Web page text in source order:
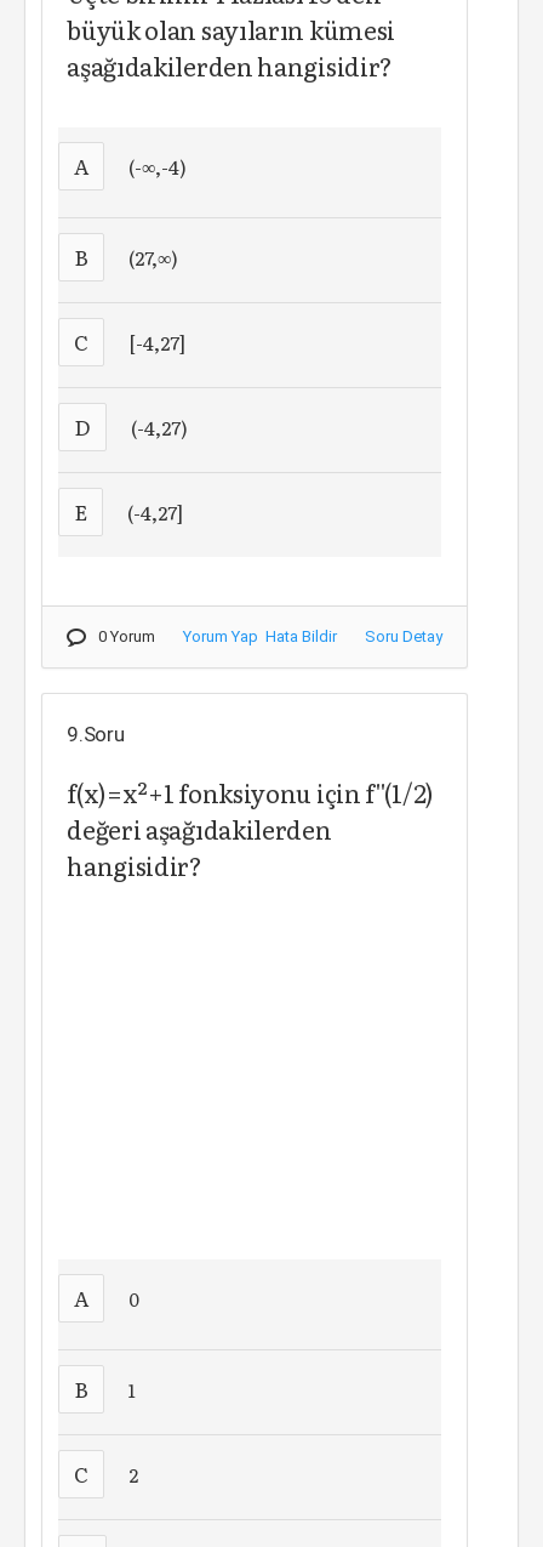
büyük olan sayıların kümesi
aşağıdakilerden hangisidir?
A (-∞,-4)
B (27,∞)
C [-4,27]
D (-4,27)
E (-4,27]
0 Yorum Yorum Yap Hata Bildir Soru Detay
9.Soru
f(x)=x²+1 fonksiyonu için f''(1/2)
değeri aşağıdakilerden
hangisidir?
A 0
B 1
C 2